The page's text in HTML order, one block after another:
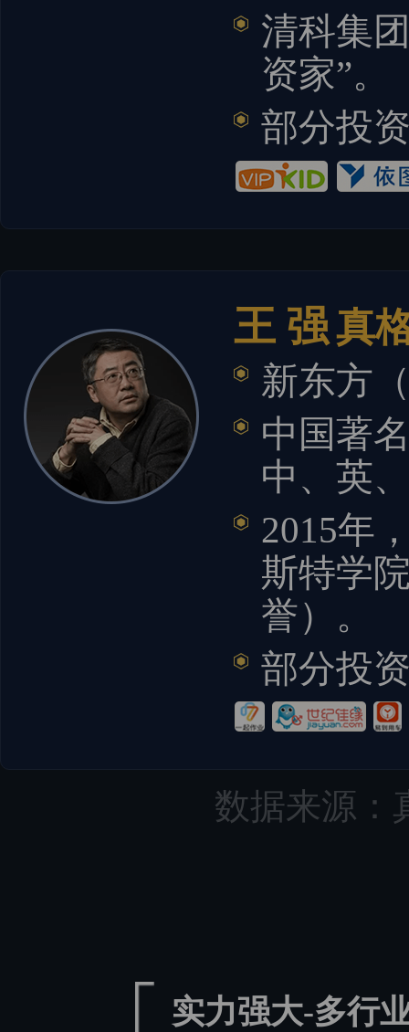
清科集
资家”。
部分投
王 强真
新东方
中国著
中、英
2015年
斯特学
誉）。
部分投
数据来源：
实力强大-多行